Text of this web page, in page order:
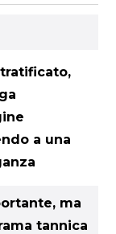
a una
ma
tannica